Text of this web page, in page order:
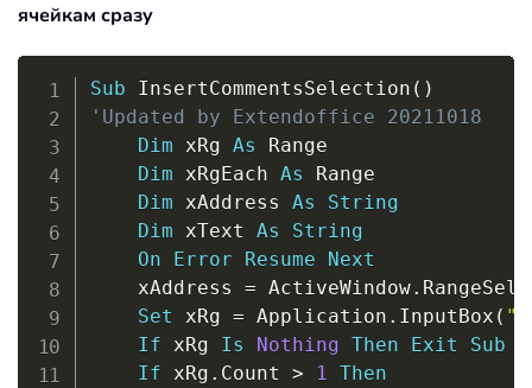
ячейкам сразу
Sub InsertCommentsSelection ( )
'Updated by Extendoffice 20211018
Dim xRg As Range
Dim xRgEach As Range
Dim xAddress As
String
Dim xText As
String
On
Error Resume
Next
    xAddress
= ActiveWindow.
Set xRg = Application . InputBox (
If xRg Is Nothing Then Exit
Sub
If xRg . Count > 1
Then
Copy